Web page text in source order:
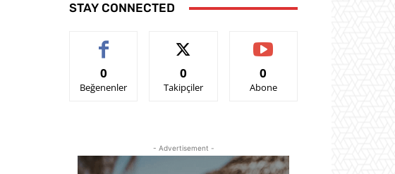
STAY CONNECTED
0
Beğenenler
0
Takipçiler
0
Abone
- Advertisement -